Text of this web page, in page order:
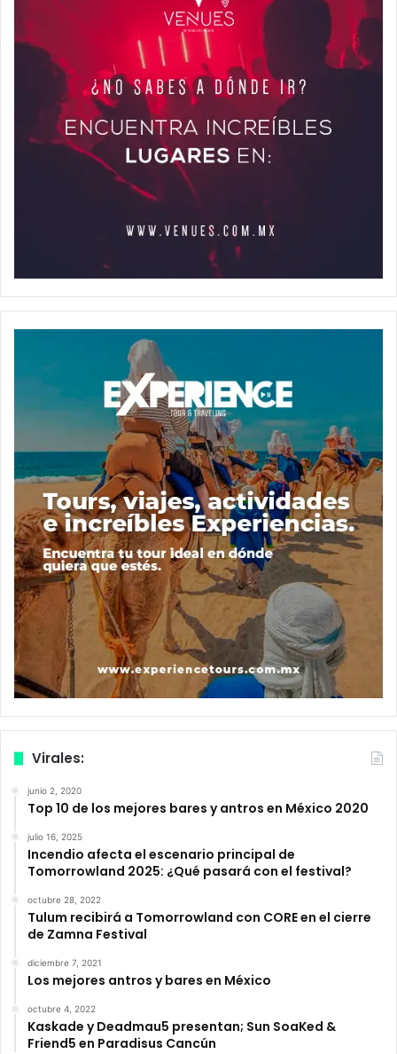
Virales:
junio 2, 2020
Top 10 de los mejores bares y antros en México 2020
julio 16, 2025
Incendio afecta el escenario principal de
Tomorrowland 2025: ¿Qué pasará con el festival?
octubre 28, 2022
Tulum recibirá a Tomorrowland con CORE en el cierre
de Zamna Festival
diciembre 7, 2021
Los mejores antros y bares en México
octubre 4, 2022
Kaskade y Deadmau5 presentan; Sun SoaKed &
Friend5 en Paradisus Cancún